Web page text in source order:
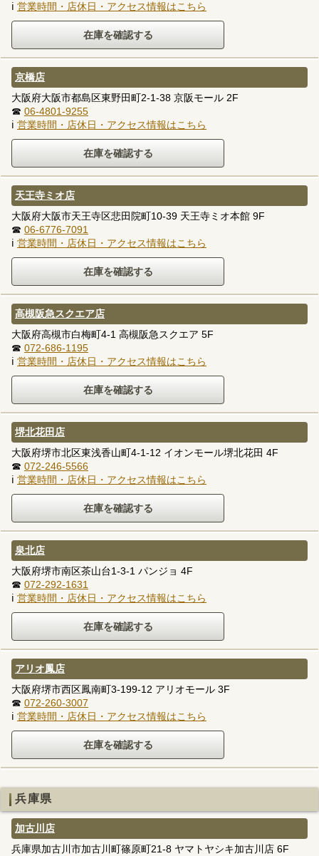
ℹ 営業時間・店休日・アクセス情報はこちら
京橋店
大阪府大阪市都島区東野田町2-1-38 京阪モール 2F
☎ 06-4801-9255
ℹ 営業時間・店休日・アクセス情報はこちら
天王寺ミオ店
大阪府大阪市天王寺区悲田院町10-39 天王寺ミオ本館 9F
☎ 06-6776-7091
ℹ 営業時間・店休日・アクセス情報はこちら
高槻阪急スクエア店
大阪府高槻市白梅町4-1 高槻阪急スクエア 5F
☎ 072-686-1195
ℹ 営業時間・店休日・アクセス情報はこちら
堺北花田店
大阪府堺市北区東浅香山町4-1-12 イオンモール堺北花田 4F
☎ 072-246-5566
ℹ 営業時間・店休日・アクセス情報はこちら
泉北店
大阪府堺市南区茶山台1-3-1 パンジョ 4F
☎ 072-292-1631
ℹ 営業時間・店休日・アクセス情報はこちら
アリオ鳳店
大阪府堺市西区鳳南町3-199-12 アリオモール 3F
☎ 072-260-3007
ℹ 営業時間・店休日・アクセス情報はこちら
兵庫県
加古川店
兵庫県加古川市加古川町篠原町21-8 ヤマトヤシキ加古川店 6F